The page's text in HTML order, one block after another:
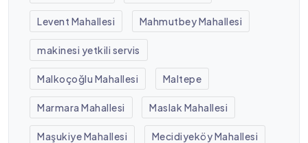
Levent Mahallesi Mahmutbey Mahallesi
makinesi yetkili servis
Malkoçoğlu Mahallesi Maltepe
Marmara Mahallesi Maslak Mahallesi
Maşukiye Mahallesi Mecidiyeköy Mahallesi